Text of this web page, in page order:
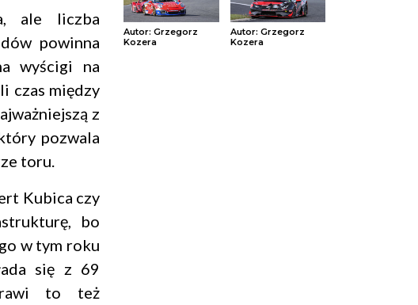
ale liczba
powinna
wyścigi na
czas między
z
pozwala
toru.
Kubica czy
bo
w tym roku
się z 69
to też
Autor: Grzegorz
Kozera
Autor: Grzegorz
Kozera